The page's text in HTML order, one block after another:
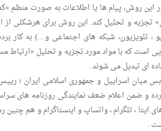
این روش، پیام ها یا اطلاعات به صورت منظم
و تحلیل کند. این روش برای هرشکلی از
، تلویزیون، شبکه های اجتماعی و…) به کار
که با مواد مورد تجزیه و تحلیل «ارتباط
ای تبدیل می شوند .
میان اسراییل و جمهوری اسلامی ایران ؛
را در جنگ ۱۲ روزه تشریح کرده و ضمن اعلام ضعف نمایندگی
رسان های ایتا ، تلگرام ، واتساپ و اینستاگرام و هم
.